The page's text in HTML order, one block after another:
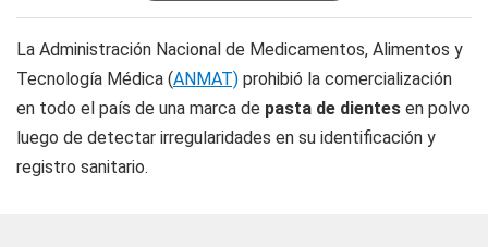
La Administración Nacional de Medicamentos, Alimentos y
Tecnología Médica (ANMAT) prohibió la comercialización
en todo el país de una marca de pasta de dientes en polvo
luego de detectar irregularidades en su identificación y
registro sanitario.